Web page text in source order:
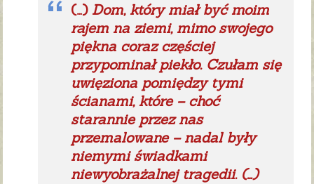
(…) Dom, który miał być moim
rajem na ziemi, mimo swojego
piękna coraz częściej
przypominał piekło. Czułam się
uwięziona pomiędzy tymi
ścianami, które – choć
starannie przez nas
przemalowane – nadal były
niemymi świadkami
niewyobrażalnej tragedii. (…)